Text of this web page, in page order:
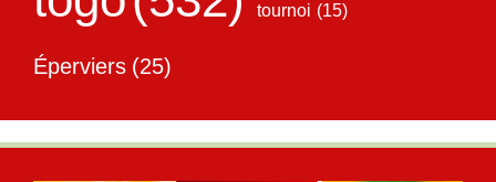
tournoi (15)
Éperviers (25)